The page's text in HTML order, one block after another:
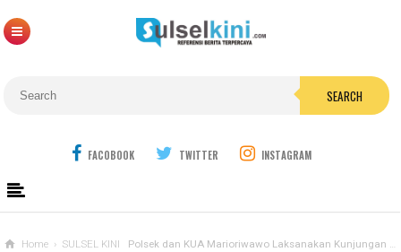
SEARCH
FACOBOOK TWITTER INSTAGRAM
Home › SULSEL KINI Polsek dan KUA Marioriwawo Laksanakan Kunjungan Silaturahmi Kepada Pengurus Masjid